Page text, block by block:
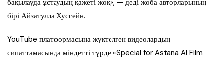
бақылауда ұстаудың қажеті жоқ», — деді жоба авторларының
бірі Айзатулла Хуссейн.
YouTube платформасына жүктелген видеолардың
сипаттамасында міндетті түрде «Special for Astana AI Film